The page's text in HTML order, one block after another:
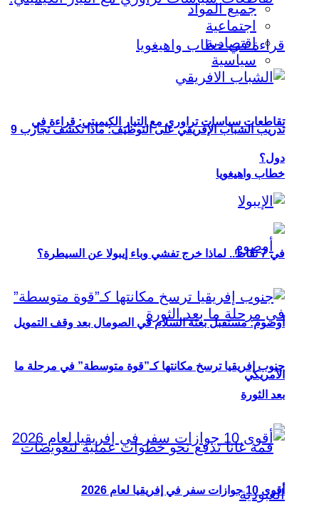
تقاطعات سياسات تراوري مع التيار الكيميتي: قراءة في
خطاب واهيغويا
أوصوم: مستقبل بعثة السلام في الصومال بعد وقف التمويل
الأمريكي
جميع المواد
اجتماعية
اقتصادية
سياسية
تدريب الشباب الإفريقي على التوظيف: ماذا تكشف تجارب 9
دول؟
في 7 نقاط.. لماذا خرج تفشي وباء إيبولا عن السيطرة؟
جنوب إفريقيا ترسخ مكانتها كـ”قوة متوسطة” في مرحلة ما
بعد الثورة
أقوى 10 جوازات سفر في إفريقيا لعام 2026